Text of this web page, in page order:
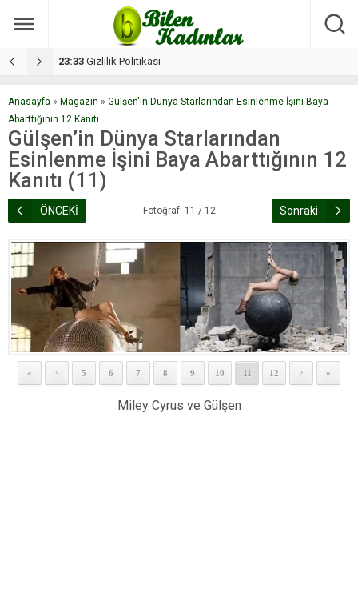
17:08 Dilan, düğününe 5 gün kala hayatını kaybetti
Anasayfa » Magazin » Gülşen'in Dünya Starlarından Esinlenme İşini Baya
Abarttığının 12 Kanıtı
Gülşen’in Dünya Starlarından
Esinlenme İşini Baya Abarttığının 12
Kanıtı (11)
ÖNCEKİ Fotoğraf: 11 / 12 Sonraki
« < 5 6 7 8 9 10 11 12 > »
Miley Cyrus ve Gülşen